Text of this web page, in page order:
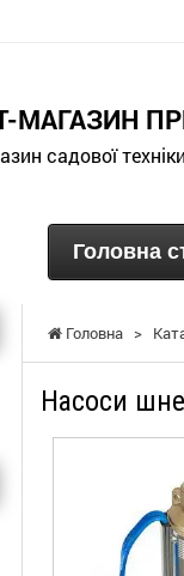
МАГАЗИН
садової
Головна
Головна >
Насоси